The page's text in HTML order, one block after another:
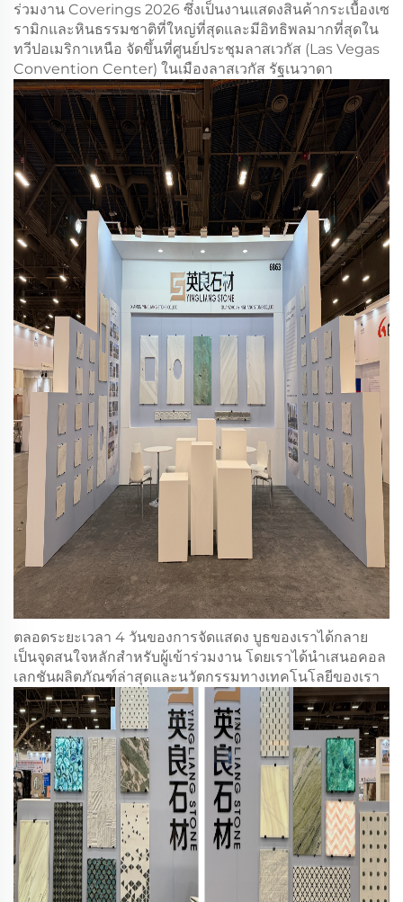
ร่วมงาน Coverings 2026 ซึ่งเป็นงานแสดงสินค้ากระเบื้องเซ
รามิกและหินธรรมชาติที่ใหญ่ที่สุดและมีอิทธิพลมากที่สุดใน
ทวีปอเมริกาเหนือ จัดขึ้นที่ศูนย์ประชุมลาสเวกัส (Las Vegas
Convention Center) ในเมืองลาสเวกัส รัฐเนวาดา
ตลอดระยะเวลา 4 วันของการจัดแสดง บูธของเราได้กลาย
เป็นจุดสนใจหลักสำหรับผู้เข้าร่วมงาน โดยเราได้นำเสนอคอล
เลกชันผลิตภัณฑ์ล่าสุดและนวัตกรรมทางเทคโนโลยีของเรา